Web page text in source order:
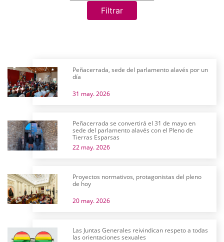
Filtrar
Peñacerrada, sede del parlamento alavés por un
día
31 may. 2026
Peñacerrada se convertirá el 31 de mayo en
sede del parlamento alavés con el Pleno de
Tierras Esparsas
22 may. 2026
Proyectos normativos, protagonistas del pleno
de hoy
20 may. 2026
Las Juntas Generales reivindican respeto a todas
las orientaciones sexuales